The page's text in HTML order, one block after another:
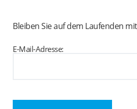
Bleiben Sie auf dem Laufenden
E-Mail-Adresse: